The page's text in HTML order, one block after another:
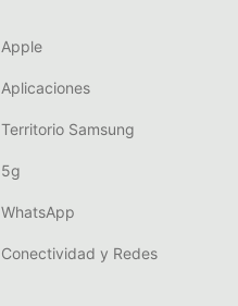
Apple
Aplicaciones
Territorio Samsung
5g
WhatsApp
Conectividad y Redes